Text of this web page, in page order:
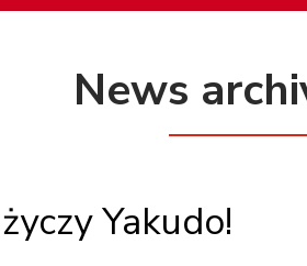
News
Yakudo!